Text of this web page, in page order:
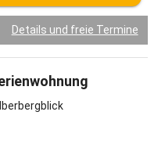
Details und freie Termine